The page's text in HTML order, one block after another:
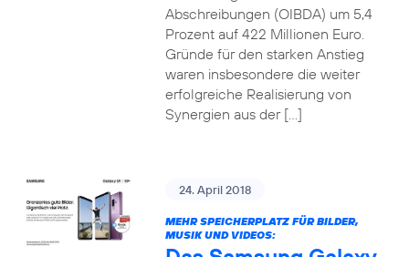
Abschreibungen (OIBDA) um 5,4
Prozent auf 422 Millionen Euro.
Gründe für den starken Anstieg
waren insbesondere die weiter
erfolgreiche Realisierung von
Synergien aus der […]
24. April 2018
MEHR SPEICHERPLATZ FÜR BILDER,
MUSIK UND VIDEOS: